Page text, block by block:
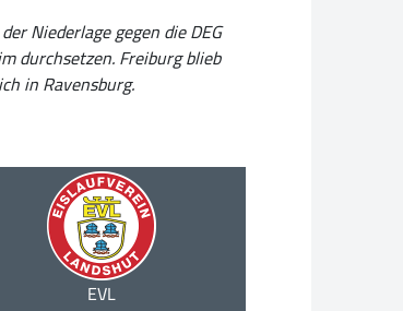
Niederlage gegen die DEG
durchsetzen. Freiburg blieb
in Ravensburg.
EVL